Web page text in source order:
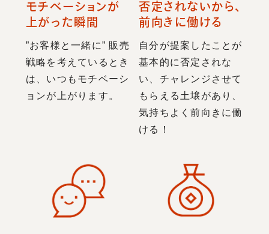
モチベーションが
上がった瞬間
”お客様と一緒に” 販売
戦略を考えているとき
は、いつもモチベーシ
ョンが上がります。
否定されないから、
前向きに働ける
自分が提案したことが
基本的に否定されな
い、チャレンジさせて
もらえる土壌があり、
気持ちよく前向きに働
ける！